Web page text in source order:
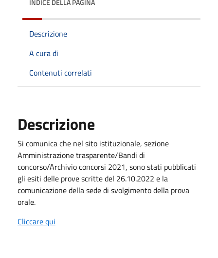
Descrizione
A cura di
Contenuti correlati
Descrizione
Si comunica che nel sito istituzionale, sezione
Amministrazione trasparente/Bandi di
concorso/Archivio concorsi 2021, sono stati pubblicati
gli esiti delle prove scritte del 26.10.2022 e la
comunicazione della sede di svolgimento della prova
orale.
Cliccare qui